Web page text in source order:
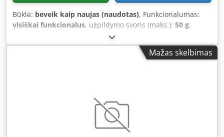
Būklė: beveik kaip naujas (naudotas), Funkcionalumas:
visiškai funkcionalus, užpildymo svoris (maks.): 50 g,
, bendras svoris:
įmonės likvidavimo parduodama įvairi technika.
Peržiūrėkite ir kitus mano skelbimus! . Dksdoy Ahifepfx
Mažas skelbimas